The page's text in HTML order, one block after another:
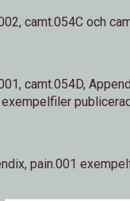
camt.054C och
camt.054D,
pain.001